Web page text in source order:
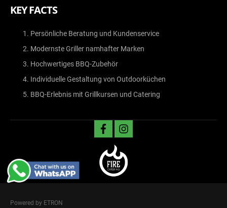
KEY FACTS
Persönliche Beratung und Kundenservice
Modernste Griller namhafter Marken
Hochwertiges BBQ-Zubehör
Individuelle Gestaltung von Outdoorküchen
BBQ-Erlebnis mit Grillkursen und Catering
facebookinstagram
Powered by ETRON